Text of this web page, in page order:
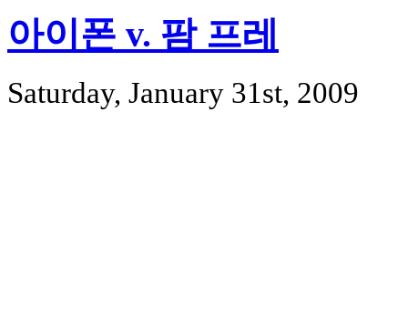
아이폰 v. 팜 프레
Saturday, January 31st, 2009